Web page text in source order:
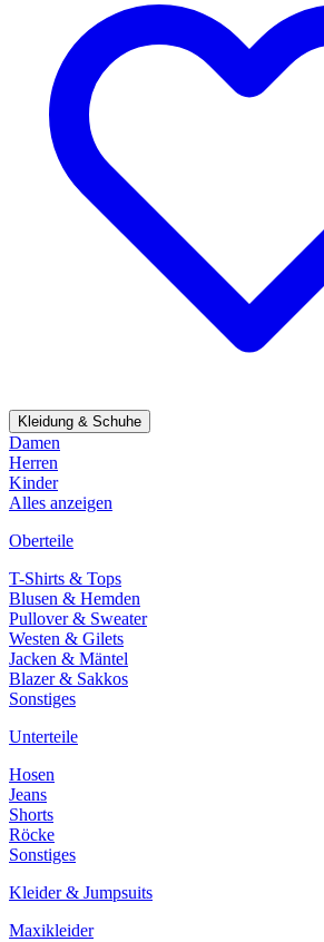
Kleidung & Schuhe
Damen
Herren
Kinder
Alles anzeigen
Oberteile
T-Shirts & Tops
Blusen & Hemden
Pullover & Sweater
Westen & Gilets
Jacken & Mäntel
Blazer & Sakkos
Sonstiges
Unterteile
Hosen
Jeans
Shorts
Röcke
Sonstiges
Kleider & Jumpsuits
Maxikleider